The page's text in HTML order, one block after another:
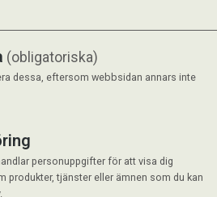
MILD
näring från
(obligatoriska)
dessa, eftersom webbsidan annars inte
personuppgifter för att visa dig
produkter, tjänster eller ämnen som du kan